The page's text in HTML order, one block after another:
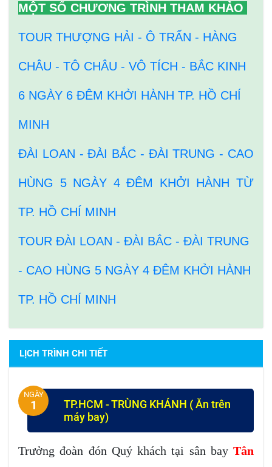
MỘT SỐ CHƯƠNG TRÌNH THAM KHẢO
TOUR THƯỢNG HẢI - Ô TRẤN - HÀNG
CHÂU - TÔ CHÂU - VÔ TÍCH - BẮC KINH
6 NGÀY 6 ĐÊM KHỞI HÀNH TP. HỒ CHÍ
MINH
ĐÀI LOAN - ĐÀI BẮC - ĐÀI TRUNG - CAO
HÙNG 5 NGÀY 4 ĐÊM KHỞI HÀNH TỪ
TP. HỒ CHÍ MINH
TOUR ĐÀI LOAN - ĐÀI BẮC - ĐÀI TRUNG
- CAO HÙNG 5 NGÀY 4 ĐÊM KHỞI HÀNH
TP. HỒ CHÍ MINH
LỊCH TRÌNH CHI TIẾT
NGÀY
1
TP.HCM - TRÙNG KHÁNH ( Ăn trên
máy bay)
Trưởng đoàn đón Quý khách tại sân bay Tân